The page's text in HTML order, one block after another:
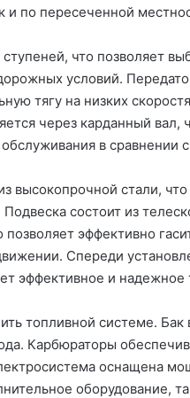
и по пересеченной
что позволяет
условий.
тягу на низких
через карданный вал,
в сравнении
высокопрочной стали,
состоит из
позволяет эффективно
Спереди
эффективное и
топливной системе.
Карбюраторы
оснащена
оборудование,